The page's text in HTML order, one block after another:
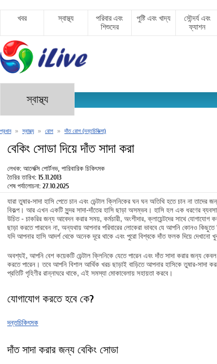
খবর স্বাস্থ্য
পরিবার এবং
শিশুদের
পুষ্টি এবং খাদ্য
সৌন্দর্য এবং
ফ্যাশন
স্বাস্থ্য
প্রধান » স্বাস্থ্য » রোগ » দাঁত রোগ (দন্তচিকিত্সা)
বেকিং সোডা দিয়ে দাঁত সাদা করা
লেখক: আলেক্সি পোর্টনভ, পারিবারিক চিকিৎসক
তৈরির তারিখ: 15.11.2013
শেষ পর্যালোচনা: 27.10.2025
যারা তুষার-সাদা হাসি পেতে চান এবং ডেন্টাল ক্লিনিকের ঘন ঘন অতিথি হতে চান না তাদের
বিকল্প। আর এখন একটি সুন্দর সাদা-দাঁতের হাসি ছাড়া অসম্ভব। হাসি হল এক ধরণের
উচিত - চাকরির জন্য আবেদন করার সময়, কর্মচারী, অংশীদার, ক্লায়েন্টদের সাথে
ছাড়া করতে পারবেন না, অন্যথায় আপনার পরিবারের লোকেরা ভাববে যে আপনি কোনও
যদি আপনার হাসি আদর্শ থেকে অনেক দূরে থাকে এবং পুরো বিশ্বকে দাঁত ফলক দিয়ে দেখানো
অবশ্যই, আপনি বেশ কয়েকটি ডেন্টাল ক্লিনিকে যেতে পারেন এবং দাঁত সাদা করার জন্য
করতে পারেন। তবে আপনি বিশাল আর্থিক খরচ ছাড়াই বাড়িতে আপনার হাসিকে তুষার-সাদা
প্রতিটি গৃহিণীর রান্নাঘরে থাকে, এই সমস্যা মোকাবেলায় সহায়তা করবে।
যোগাযোগ করতে হবে কে?
দন্তচিকিৎসক
দাঁত সাদা করার জন্য বেকিং সোডা